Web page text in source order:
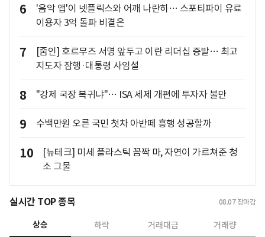
6
'음악 앱'이 넷플릭스와 어깨 나란히… 스포티파이 유료
이용자 3억 돌파 비결은
7
[줌인] 호르무즈 서명 앞두고 이란 리더십 증발… 최고
지도자 잠행·대통령 사임설
8 "강제 국장 복귀냐"… ISA 세제 개편에 투자자 불만
9 수백만원 오른 국민 첫차 아반떼 흥행 성공할까
10
[뉴테크] 미세 플라스틱 꼼짝 마, 자연이 가르쳐준 청
소 그물
실시간 TOP 종목 08.07 장마감
상승 하락 거래대금 거래량